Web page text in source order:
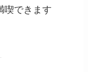
喫できます